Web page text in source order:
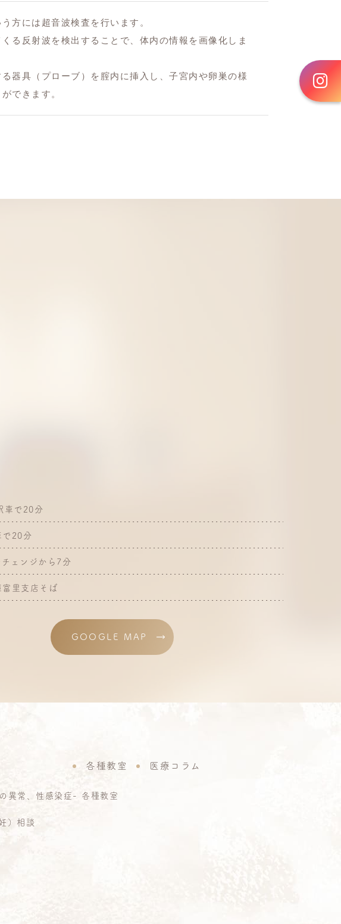
方には超音波検査を行います。
る反射波を検出することで、体内の情報を画像化しま
器具（プローブ）を腟内に挿入し、子宮内や卵巣の様
できます。
車で20分
で20分
ェンジから7分
里支店そば
GOOGLE MAP
異常、性感染症
）相談
各種教室
各種教室
医療コラム